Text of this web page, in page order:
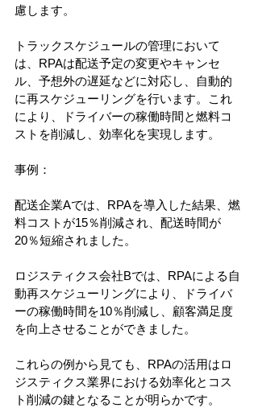
慮します。
トラックスケジュールの管理において
は、RPAは配送予定の変更やキャンセ
ル、予想外の遅延などに対応し、自動的
に再スケジューリングを行います。これ
により、ドライバーの稼働時間と燃料コ
ストを削減し、効率化を実現します。
事例：
配送企業Aでは、RPAを導入した結果、燃
料コストが15％削減され、配送時間が
20％短縮されました。
ロジスティクス会社Bでは、RPAによる自
動再スケジューリングにより、ドライバ
ーの稼働時間を10％削減し、顧客満足度
を向上させることができました。
これらの例から見ても、RPAの活用はロ
ジスティクス業界における効率化とコス
ト削減の鍵となることが明らかです。